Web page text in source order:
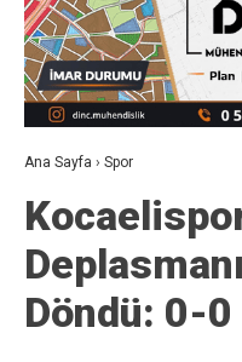
Ana Sayfa › Spor
Döndü: 0-0